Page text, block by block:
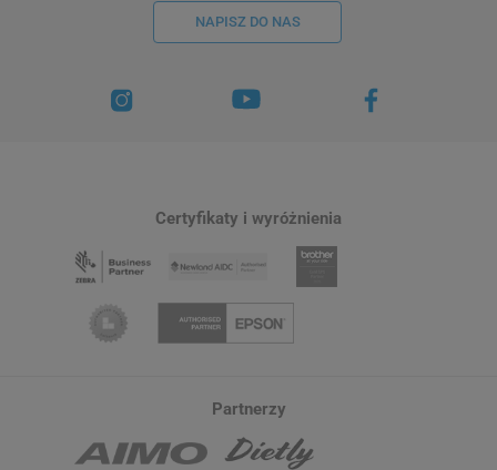
NAPISZ DO NAS
Certyfikaty i wyróżnienia
Partnerzy